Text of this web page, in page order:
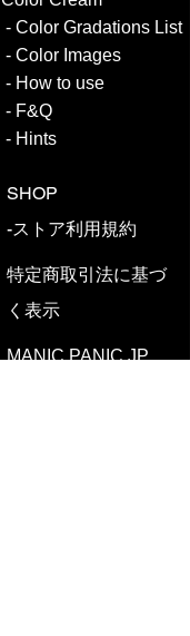
- ​ Color Gradations List
- Color Images
- How touse
- F&Q
- Hints
SHOP
​​-ストア利用規約
特定商取引法に基づ
く表示
MANIC PANIC JP